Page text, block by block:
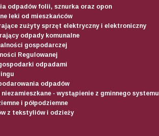
odpadów folii, sznurka oraz opon
leki od mieszkańców
zużyty sprzęt elektryczny i elektroniczny
odpady komunalne
gospodarczej
Regulowanej
odpadami
odpadów
- wystąpienie z gminnego systemu
i półpodziemne
z tekstyliów i odzieży